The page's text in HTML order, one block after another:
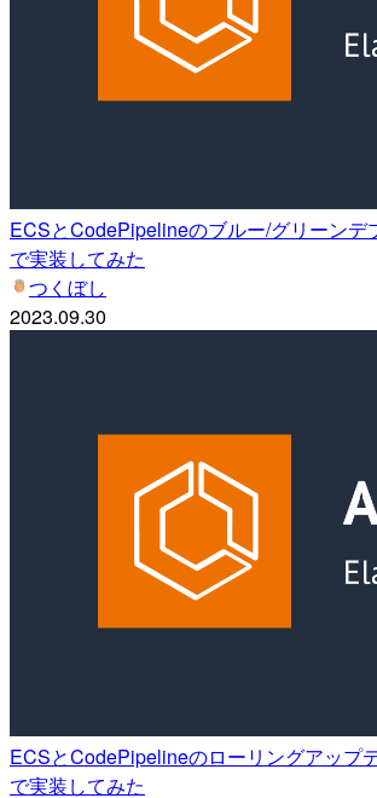
ECSとCodePipelineのブルー/グリーンデ
で実装してみた
つくぼし
2023.09.30
ECSとCodePipelineのローリングアップ
で実装してみた